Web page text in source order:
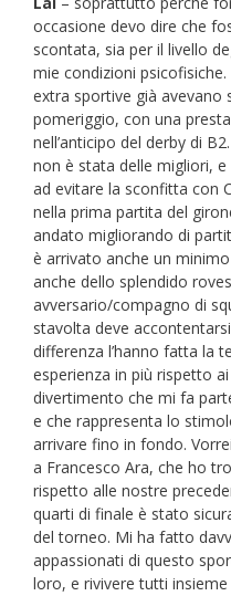
occasione devo dire che
scontata, sia per il livello
mie condizioni
extra sportive già
pomeriggio, con una
nell’anticipo del derby di
non è stata delle migliori,
ad evitare la sconfitta con
nella prima partita del
andato migliorando di
è arrivato anche un
anche dello splendido
avversario/compagno di
stavolta deve
differenza l’hanno fatta la
esperienza in più rispetto
divertimento che mi fa
e che rappresenta lo
arrivare fino in fondo.
a Francesco Ara, che ho
rispetto alle nostre
quarti di finale è stato
del torneo. Mi ha fatto
appassionati di questo
loro, e rivivere tutti insieme